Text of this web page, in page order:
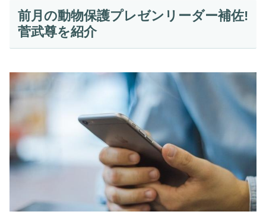
前月の動物保護プレゼンリーダー補佐!
菅武尊を紹介